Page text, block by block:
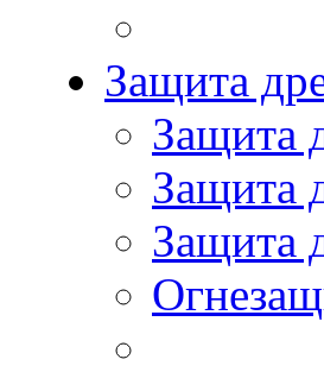
Защита
Защита
Защита
Защита